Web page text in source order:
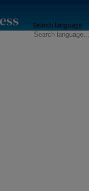
Search language